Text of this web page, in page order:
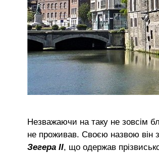
Незважаючи на таку не зовсім
не проживав. Своєю назвою він
Зегера II, що одержав